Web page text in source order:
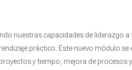
nuestras capacidades de liderazgo
práctico. Este nuevo módulo
y tiempo, mejora de procesos